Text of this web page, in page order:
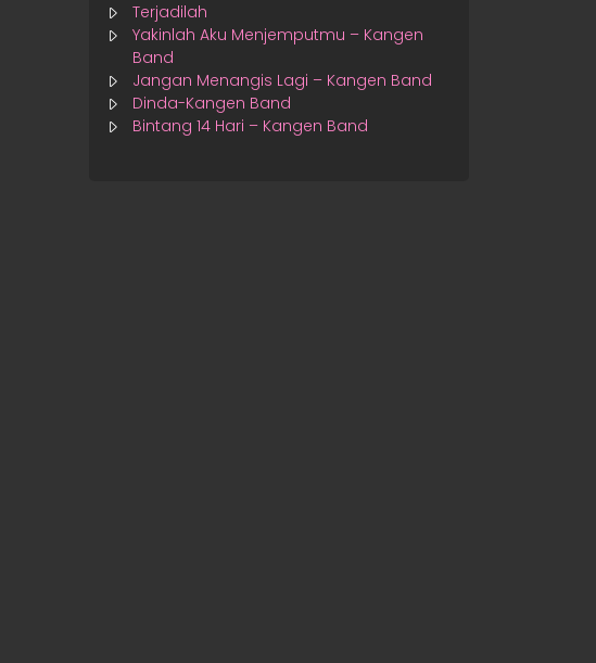
Terjadilah
Yakinlah Aku Menjemputmu – Kangen
Band
Jangan Menangis Lagi – Kangen Band
Dinda-Kangen Band
Bintang 14 Hari – Kangen Band